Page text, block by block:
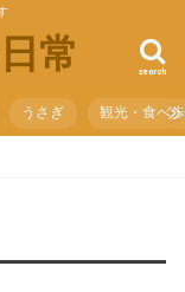
常 search
うさぎ 観光・食べ